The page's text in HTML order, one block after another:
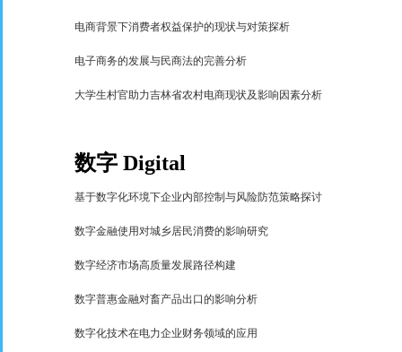
电商背景下消费者权益保护的现状与对策探析
电子商务的发展与民商法的完善分析
大学生村官助力吉林省农村电商现状及影响因素分析
数字Digital
基于数字化环境下企业内部控制与风险防范策略探讨
数字金融使用对城乡居民消费的影响研究
数字经济市场高质量发展路径构建
数字普惠金融对畜产品出口的影响分析
数字化技术在电力企业财务领域的应用